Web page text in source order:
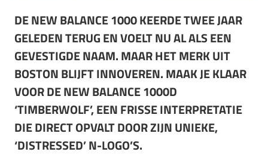
DE NEW BALANCE 1000 KEERDE TWEE JAAR
GELEDEN TERUG EN VOELT NU AL ALS EEN
GEVESTIGDE NAAM. MAAR HET MERK UIT
BOSTON BLIJFT INNOVEREN. MAAK JE KLAAR
VOOR DE NEW BALANCE 1000D
‘TIMBERWOLF’, EEN FRISSE INTERPRETATIE
DIE DIRECT OPVALT DOOR ZIJN UNIEKE,
‘DISTRESSED’ N-LOGO’S.